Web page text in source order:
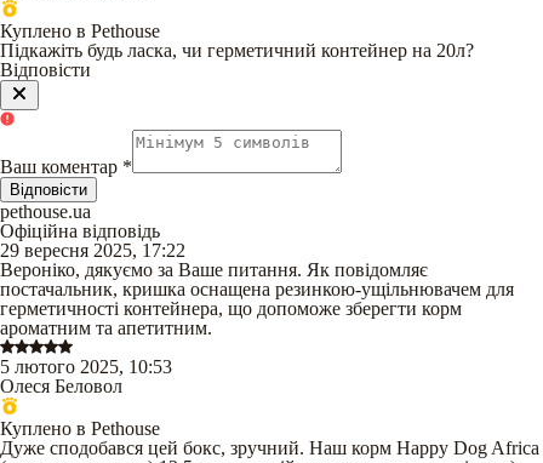
Куплено в Pethouse
Підкажіть будь ласка, чи герметичний контейнер на 20л?
Відповісти
Ваш коментар *
Відповісти
pethouse.ua
Офіційна відповідь
29 вересня 2025, 17:22
Вероніко, дякуємо за Ваше питання. Як повідомляє
постачальник, кришка оснащена резинкою-ущільнювачем для
герметичності контейнера, що допоможе зберегти корм
ароматним та апетитним.
5 лютого 2025, 10:53
Олеся Беловол
Куплено в Pethouse
Дуже сподобався цей бокс, зручний. Наш корм Happy Dog Africa